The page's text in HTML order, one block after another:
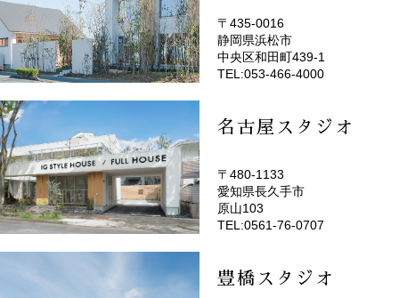
(EMOTOP浜松)
〒435-0016
静岡県浜松市
中央区和田町439-1
TEL:053-466-4000
名古屋スタジオ
(EMOTOP名古屋)
〒480-1133
愛知県長久手市
原山103
TEL:0561-76-0707
豊橋スタジオ